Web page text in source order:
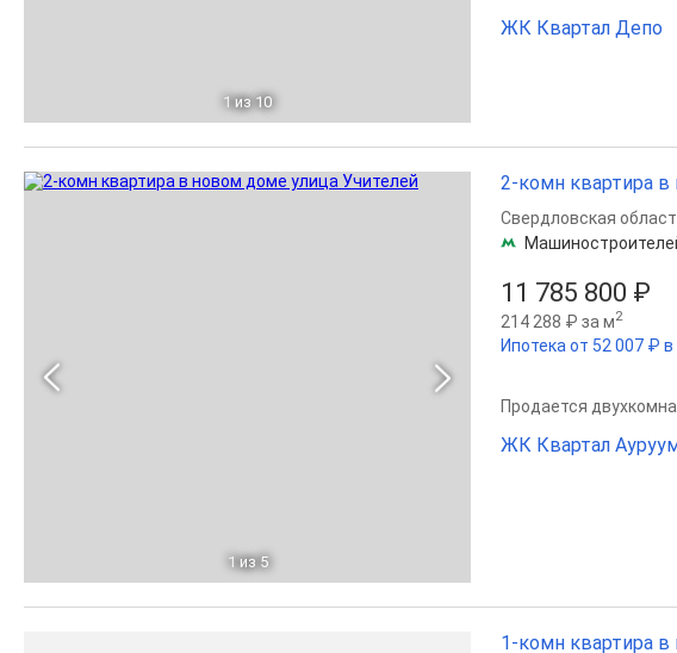
1 из 10
ЖК Квартал Депо
1 из 5
2-комн квартира в
11 785 800 ₽
214 288 ₽ за м2
Ипотека от 52 007 ₽
Свердловская
Продается
ЖК Квартал
1-комн квартира